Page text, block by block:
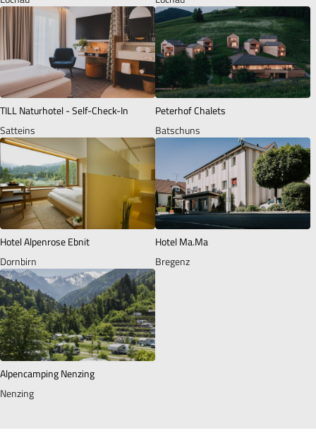
TILL Naturhotel - Self-Check-In
Satteins
Peterhof Chalets
Batschuns
Hotel Alpenrose Ebnit
Dornbirn
Hotel Ma.Ma
Bregenz
Alpencamping Nenzing
Nenzing